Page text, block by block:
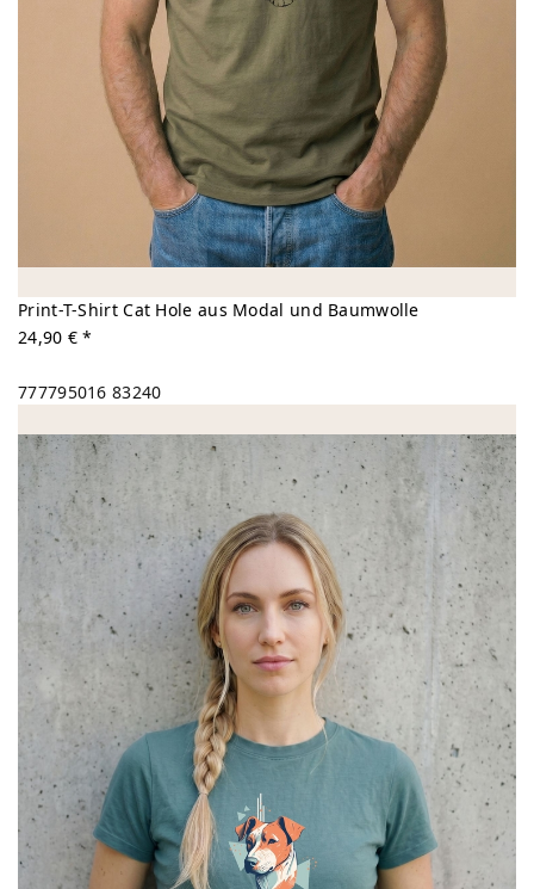
Print-T-Shirt Cat Hole aus Modal und Baumwolle
24,90 € *
777795016 83240